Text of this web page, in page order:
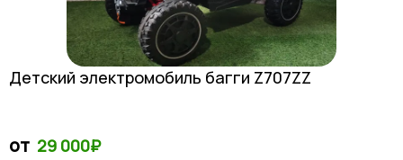
Детский электромобиль багги Z707ZZ
от 29 000₽